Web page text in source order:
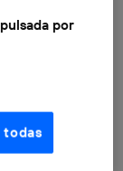
por
Utiq para
o análisis
a
de las
tu